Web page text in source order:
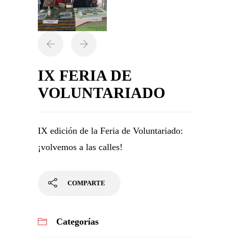
IX FERIA DE
VOLUNTARIADO
IX edición de la Feria de Voluntariado:
¡volvemos a las calles!
COMPARTE
Categorías